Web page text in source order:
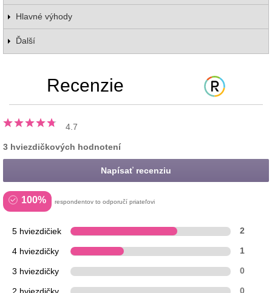
Hlavné výhody
Ďalší
Recenzie
4.7
3 hviezdičkových hodnotení
Napísať recenziu
100% respondentov to odporučí priateľovi
5 hviezdičiek 2
4 hviezdičky 1
3 hviezdičky 0
2 hviezdičky 0